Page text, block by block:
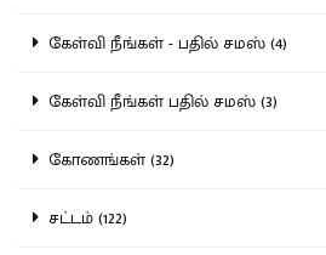
கேள்வி நீங்கள் - பதில் சமஸ் (4)
கேள்வி நீங்கள் பதில் சமஸ் (3)
கோணங்கள் (32)
சட்டம் (122)